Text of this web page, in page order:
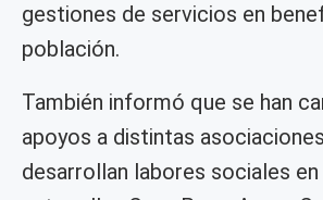
gestiones de servicios en
población.
También informó que se han
apoyos a distintas
desarrollan labores sociales